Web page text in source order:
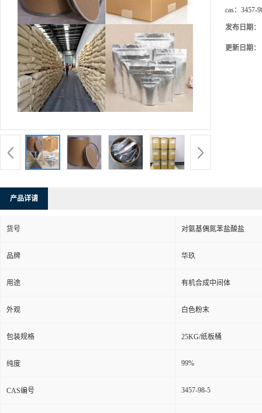
cas： 3457-
发布日期：
更新日期：
产品详请
货号 对氨基偶氮苯盐酸盐
品牌 华玖
用途 有机合成中间体
外观 白色粉末
包装规格 25KG/纸板桶
纯度 99%
CAS编号 3457-98-5